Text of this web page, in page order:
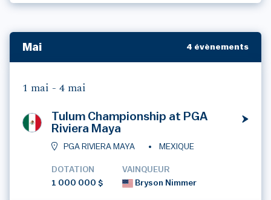
Mai 4 évènements
1 mai - 4 mai
Tulum Championship at PGA
Riviera Maya
PGA RIVIERA MAYA MEXIQUE
DOTATION
1 000 000 $
VAINQUEUR
Bryson Nimmer